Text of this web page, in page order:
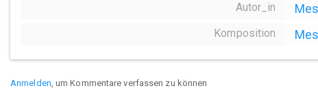
Autor_in
Komposition
Anmelden , um Kommentare verfassen zu können